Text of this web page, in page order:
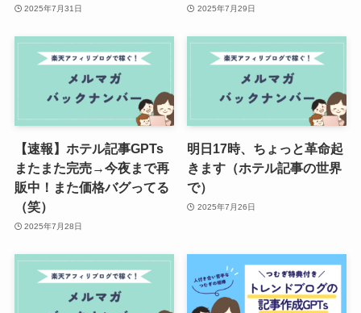
2025年7月31日 2025年7月29日
【速報】ホテル記事GPTs
またまた完売→今夜まで再
販中！また価格バグってる
（笑）
2025年7月28日
明日17時、ちょっと革命起
きます（ホテル記事の世界
で）
2025年7月26日